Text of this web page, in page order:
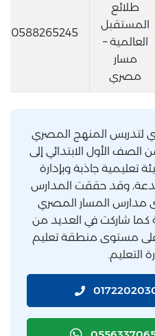
طلائع
المستقبل
العالمية –
مسار
مصري
0588265245
لتدريس المنهج المصري
الصف الأول الابتدائي إلى
تعليمية جاذبة وبإدارة
وقد حققت المدارس
مدارس المسار المصري
كما شاركت في العديد من
على مستوى منطقة تعليم
التعليم.